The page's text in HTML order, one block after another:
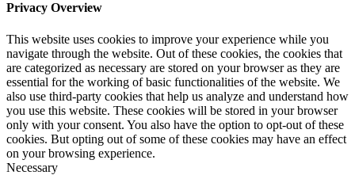
Privacy Overview
This website uses cookies to improve your experience while you
navigate through the website. Out of these cookies, the cookies that
are categorized as necessary are stored on your browser as they are
essential for the working of basic functionalities of the website. We
also use third-party cookies that help us analyze and understand how
you use this website. These cookies will be stored in your browser
only with your consent. You also have the option to opt-out of these
cookies. But opting out of some of these cookies may have an effect
on your browsing experience.
Necessary